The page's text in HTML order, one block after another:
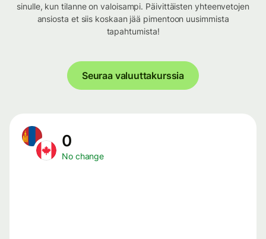
sinulle, kun tilanne on valoisampi. Päivittäisten yhteenvetojen
ansiosta et siis koskaan jää pimentoon uusimmista
tapahtumista!
Seuraa valuuttakurssia
0
No change